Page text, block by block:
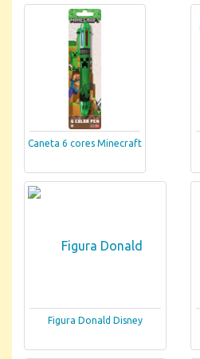
Caneta 6 cores Minecraft
Figura Donald Disney